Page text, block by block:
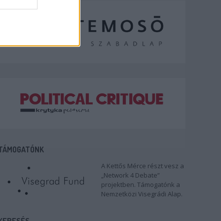
A Kettős Mérce részt vesz a
„Network 4 Debate”
projektben. Támogatónk a
Nemzetközi Visegrádi Alap.